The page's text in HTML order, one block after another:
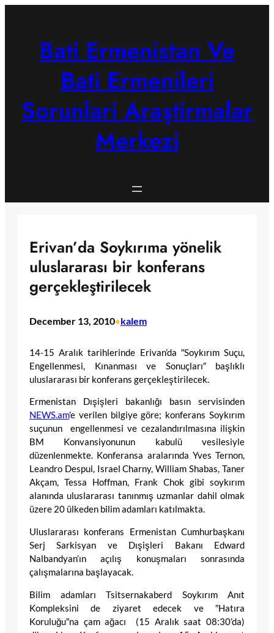
Bati Ermenistan Ve
Bati Ermenileri
Sorunlari Araştirmalar
Merkezi
Erivan’da Soykırıma yönelik
uluslararası bir konferans
gerçekleştirilecek
December 13, 2010•kalem
14-15 Aralık tarihlerinde Erivan’da ″Soykırım Suçu,
Engellenmesi, Kınanması ve Sonuçları″ başlıklı
uluslararası bir konferans gerçekleştirilecek.
Ermenistan Dışişleri bakanlığı basın servisinden
NEWS.am’e verilen bilgiye göre; konferans Soykırım
suçunun engellenmesi ve cezalandırılmasına ilişkin
BM Konvansiyonunun kabulü vesilesiyle
düzenlenmekte. Konferansa aralarında Yves Ternon,
Leandro Despui, Israel Charny, William Shabas, Taner
Akçam, Tessa Hoffman, Frank Chok gibi soykırım
alanında uluslararası tanınmış uzmanlar dahil olmak
üzere 20 ülkeden bilim adamları katılmakta.
Uluslararası konferans Ermenistan Cumhurbaşkanı
Serj Sarkisyan ve Dışişleri Bakanı Edward
Nalbandyan’ın açılış konuşmaları sonrasında
çalışmalarına başlayacak.
Bilim adamları Tsitsernakaberd Soykırım Anıt
Kompleksini de ziyaret edecek ve ″Hatıra
Koruluğu″na çam ağacı (15 Aralık saat 08:30’da)